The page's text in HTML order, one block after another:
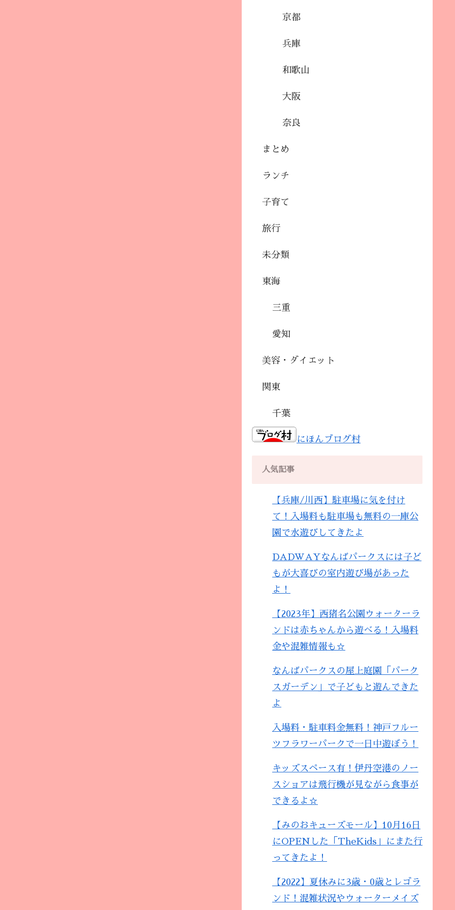
京都
兵庫
和歌山
大阪
奈良
まとめ
ランチ
子育て
旅行
未分類
東海
三重
愛知
美容・ダイエット
関東
千葉
にほんブログ村
人気記事
【兵庫/川西】駐車場に気を付け
て！入場料も駐車場も無料の一庫公
園で水遊びしてきたよ
DADWAYなんばパークスには子ど
もが大喜びの室内遊び場があった
よ！
【2023年】西猪名公園ウォーターラ
ンドは赤ちゃんから遊べる！入場料
金や混雑情報も☆
なんばパークスの屋上庭園「パーク
スガーデン」で子どもと遊んできた
よ
入場料・駐車料金無料！神戸フルー
ツフラワーパークで一日中遊ぼう！
キッズスペース有！伊丹空港のノー
スショアは飛行機が見ながら食事が
できるよ☆
【みのおキューズモール】10月16日
にOPENした「TheKids」にまた行
ってきたよ！
【2022】夏休みに3歳・0歳とレゴラ
ンド！混雑状況やウォーターメイズ